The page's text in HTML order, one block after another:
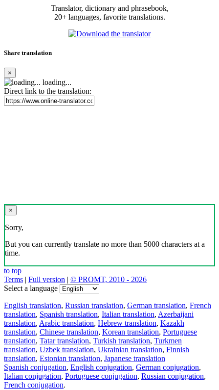
Translator, dictionary and phrasebook,
20+ languages, favorite translations.
Share translation
×
loading...
Direct link to the translation:
×
Sorry,
But you can currently translate no more than 5000 characters at a
time.
to top
Terms | Full version | © PROMT, 2010 - 2026
Select a language
English translation, Russian translation, German translation, French
translation, Spanish translation, Italian translation, Azerbaijani
translation, Arabic translation, Hebrew translation, Kazakh
translation, Chinese translation, Korean translation, Portuguese
translation, Tatar translation, Turkish translation, Turkmen
translation, Uzbek translation, Ukrainian translation, Finnish
translation, Estonian translation, Japanese translation
Spanish conjugation, English conjugation, German conjugation,
Italian conjugation, Portuguese conjugation, Russian conjugation,
French conjugation.